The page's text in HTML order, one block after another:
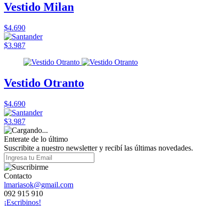
Vestido Milan
$4.690
$3.987
Vestido Otranto
$4.690
$3.987
Enterate de lo último
Suscribite a nuestro newsletter y recibí las últimas novedades.
Contacto
lmariasok@gmail.com
092 915 910
¡Escribinos!